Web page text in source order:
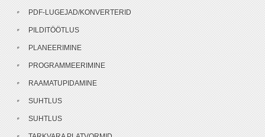
PDF-LUGEJAD/KONVERTERID
PILDITÖÖTLUS
PLANEERIMINE
PROGRAMMEERIMINE
RAAMATUPIDAMINE
SUHTLUS
SUHTLUS